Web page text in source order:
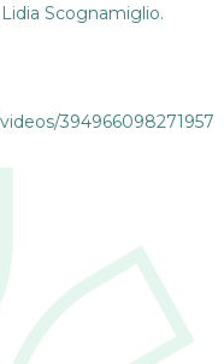
Scognamiglio.
394966098271957